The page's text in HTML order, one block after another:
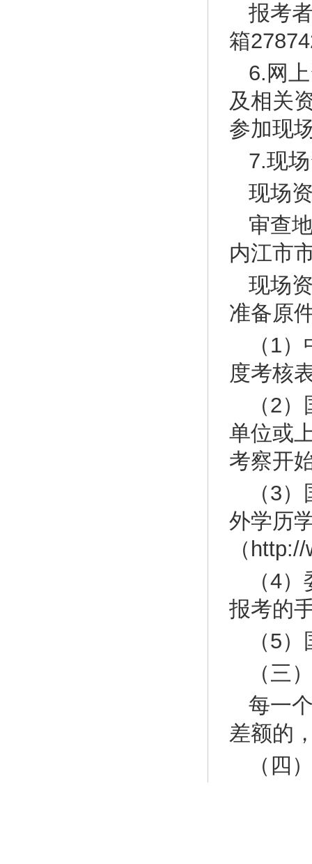
报考
箱
6.网
及相关
参加现
7.现
现场
审查
内江市
现场
准备原
（1
度考核
（2
单位或
考察开
（3
外学历
（
（4
报考的
（5
（三
每一
差额的
（四